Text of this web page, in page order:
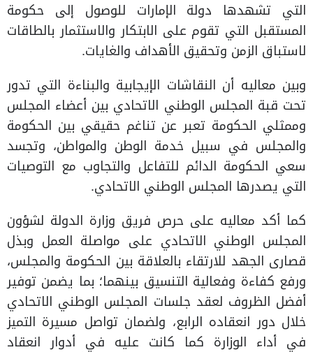
التي تشهدها دولة الإمارات للوصول إلى حكومة
المستقبل التي تقوم على الابتكار والاستثمار بالطاقات
لاستباق الزمن وتحقيق الأهداف والغايات.
وبين معاليه أن النقاشات الإيجابية والبناءة التي تدور
تحت قبة المجلس الوطني الاتحادي بين أعضاء المجلس
وممثلي الحكومة تعبر عن تناغم حقيقي بين الحكومة
والمجلس في سبيل خدمة الوطن والمواطن، وتجسد
سعي الحكومة الدائم للتفاعل والتجاوب مع التوصيات
التي يصدرها المجلس الوطني الاتحادي.
كما أكد معاليه على حرص فريق وزارة الدولة لشؤون
المجلس الوطني الاتحادي على مواصلة العمل وبذل
قصارى الجهد للارتقاء بالعلاقة بين الحكومة والمجلس،
ورفع كفاءة وفعالية التنسيق بينهما؛ بما يضمن توفير
أفضل الظروف لعقد جلسات المجلس الوطني الاتحادي
خلال دور انعقاده الرابع، ولضمان تواصل مسيرة التميز
في أداء الوزارة كما كانت عليه في أدوار انعقاد